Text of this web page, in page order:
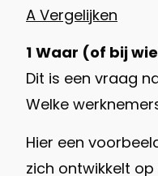
A Vergelijken
1 Waar (of bij
Dit is een vraag
Welke
Hier een
zich ontwikkelt